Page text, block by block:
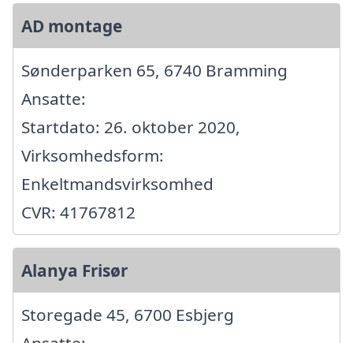
AD montage
Sønderparken 65, 6740 Bramming
Ansatte:
Startdato: 26. oktober 2020,
Virksomhedsform:
Enkeltmandsvirksomhed
CVR: 41767812
Alanya Frisør
Storegade 45, 6700 Esbjerg